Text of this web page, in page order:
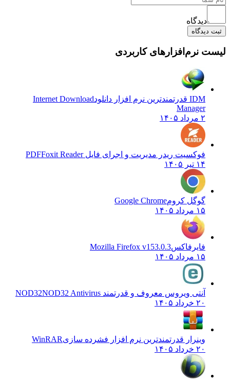
دیدگاه
ثبت دیدگاه
لیست نرم‌افزارهای کاربردی
IDM قدرتمندترین نرم افزار دانلود
Internet Download
Manager
۲ مرداد ۱۴۰۵
فوکسیت ریدر مدیریت و اجرای فایل PDFFoxit Reader
۱۴ تیر ۱۴۰۵
گوگل کرومGoogle Chrome
۱۵ مرداد ۱۴۰۵
فایرفاکسMozilla Firefox v153.0.3
۱۵ مرداد ۱۴۰۵
آنتی ویروس معروف و قدرتمند NOD32 NOD32 Antivirus
۲۰ خرداد ۱۴۰۵
وینرار قدرتمندترین نرم افزار فشرده سازیWinRAR
۲۰ خرداد ۱۴۰۵